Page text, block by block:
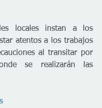
locales instan a los
atentos a los trabajos
al transitar por
se realizarán las